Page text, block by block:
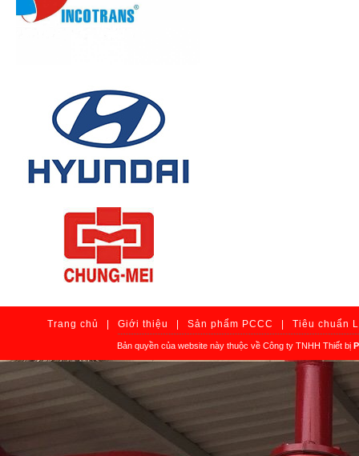
Trang chủ Giới thiệu Sản phẩm PCCC Tiêu chuẩn
Bản quyền của website này thuộc về Công ty TNHH Thiết bị